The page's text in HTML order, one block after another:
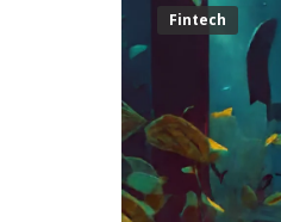
Fintech